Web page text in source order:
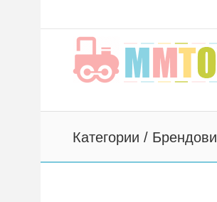
Категории / Брендови